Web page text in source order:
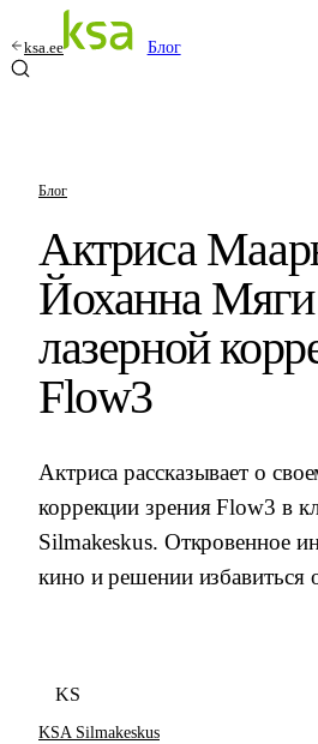
ksa.ee Блог
Блог
Актриса
Йоханна
лазерной
Flow3
Актриса рассказывает о
коррекции зрения Flow3 в
Silmakeskus. Откровенное
кино и решении избавиться
KS
KSA Silmakeskus